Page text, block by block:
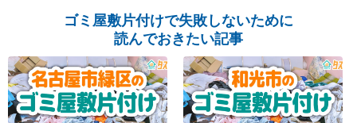
ゴミ屋敷片付けで失敗しないために
読んでおきたい記事